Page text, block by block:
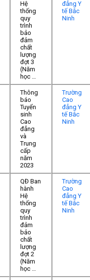
Hệ
thống
quy
trình
bảo
đảm
chất
lượng
đợt 3
(Năm
học …
đẳng Y
tế Bắc
Ninh
Thông
báo
Tuyển
sinh
Cao
đẳng
và
Trung
cấp
năm
2023
Trường
Cao
đẳng Y
tế Bắc
Ninh
QĐ Ban
hành
Hệ
thống
quy
trình
đảm
bảo
chất
lượng
đợt 2
(Năm
học …
Trường
Cao
đẳng Y
tế Bắc
Ninh